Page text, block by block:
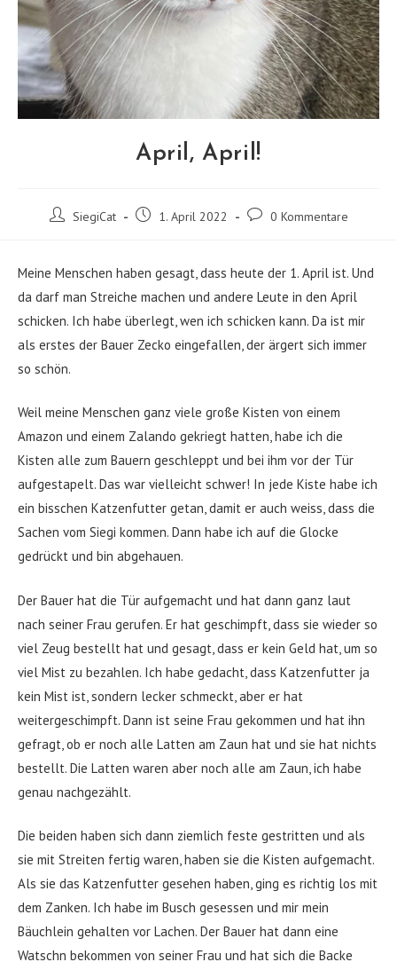
April, April!
Beitrags-SiegiCat
Beitrag1. April 2022
Beitrags-0 Kommentare
Meine Menschen haben gesagt, dass heute der 1. April ist. Und
da darf man Streiche machen und andere Leute in den April
schicken. Ich habe überlegt, wen ich schicken kann. Da ist mir
als erstes der Bauer Zecko eingefallen, der ärgert sich immer
so schön.
Weil meine Menschen ganz viele große Kisten von einem
Amazon und einem Zalando gekriegt hatten, habe ich die
Kisten alle zum Bauern geschleppt und bei ihm vor der Tür
aufgestapelt. Das war vielleicht schwer! In jede Kiste habe ich
ein bisschen Katzenfutter getan, damit er auch weiss, dass die
Sachen vom Siegi kommen. Dann habe ich auf die Glocke
gedrückt und bin abgehauen.
Der Bauer hat die Tür aufgemacht und hat dann ganz laut
nach seiner Frau gerufen. Er hat geschimpft, dass sie wieder so
viel Zeug bestellt hat und gesagt, dass er kein Geld hat, um so
viel Mist zu bezahlen. Ich habe gedacht, dass Katzenfutter ja
kein Mist ist, sondern lecker schmeckt, aber er hat
weitergeschimpft. Dann ist seine Frau gekommen und hat ihn
gefragt, ob er noch alle Latten am Zaun hat und sie hat nichts
bestellt. Die Latten waren aber noch alle am Zaun, ich habe
genau nachgezählt.
Die beiden haben sich dann ziemlich feste gestritten und als
sie mit Streiten fertig waren, haben sie die Kisten aufgemacht.
Als sie das Katzenfutter gesehen haben, ging es richtig los mit
dem Zanken. Ich habe im Busch gesessen und mir mein
Bäuchlein gehalten vor Lachen. Der Bauer hat dann eine
Watschn bekommen von seiner Frau und hat sich die Backe